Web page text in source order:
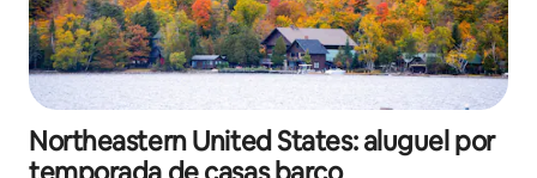
Northeastern United States: aluguel por